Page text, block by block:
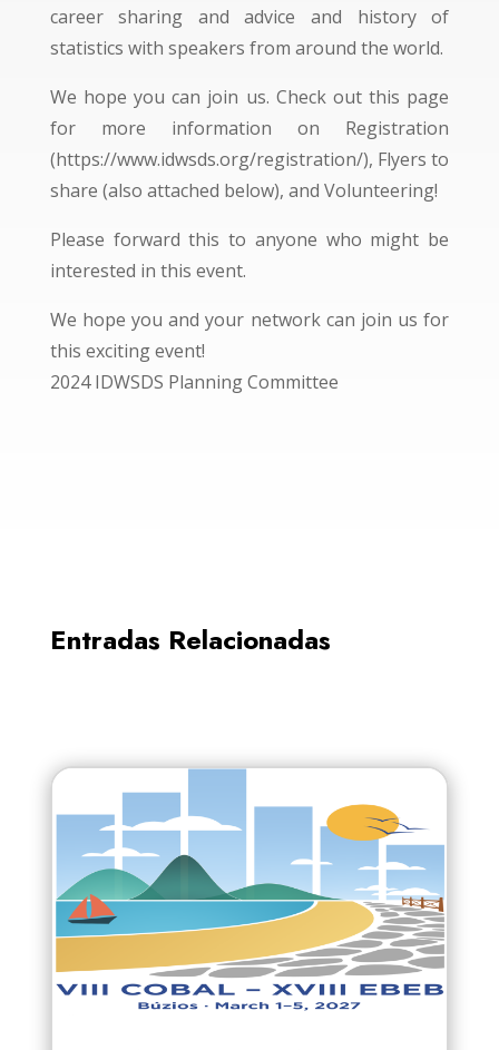
career sharing and advice and history of
statistics with speakers from around the world.
We hope you can join us. Check out this page
for more information on Registration
(https://www.idwsds.org/registration/), Flyers to
share (also attached below), and Volunteering!
Please forward this to anyone who might be
interested in this event.
We hope you and your network can join us for
this exciting event!
2024 IDWSDS Planning Committee
Entradas Relacionadas